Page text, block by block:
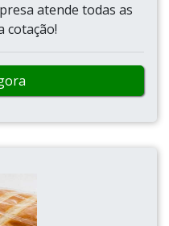
atende todas as
cotação!